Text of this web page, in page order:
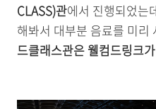
CLASS)관에서 진행되었는
해봐서 대부분 음료를 미리
드클래스관은 웰컴드링크